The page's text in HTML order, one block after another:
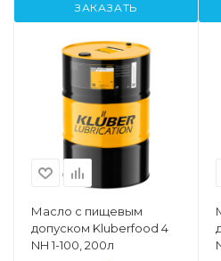
ЗАКАЗАТЬ
Масло с пищевым
допуском Kluberfood 4
NH 1-100, 200л